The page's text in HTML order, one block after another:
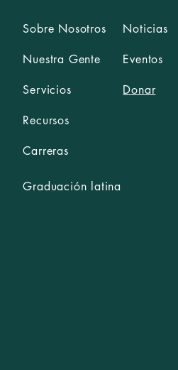
Sobre Nosotros
Nuestra Gente
Servicios
Recursos
Carreras
Noticias
Eventos
Donar
Graduación latina